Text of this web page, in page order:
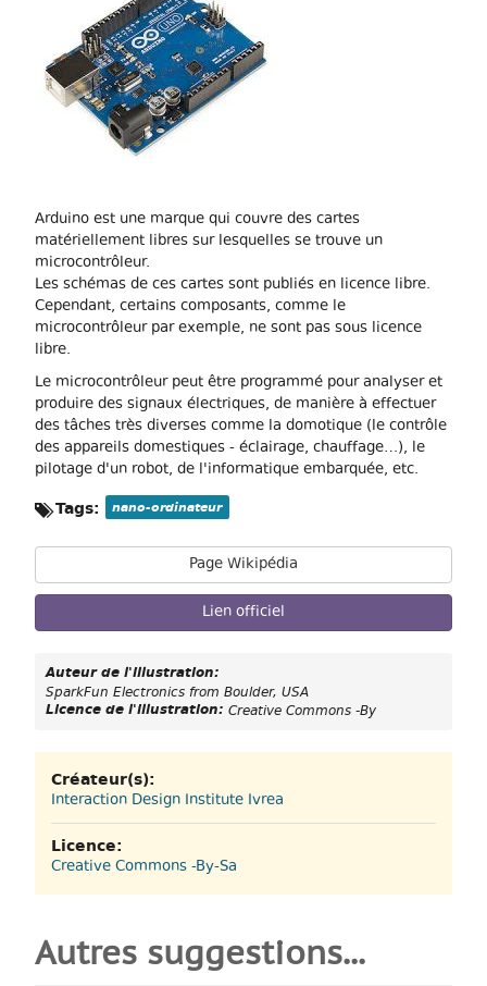
Arduino est une marque qui couvre des cartes
matériellement libres sur lesquelles se trouve un
microcontrôleur.
Les schémas de ces cartes sont publiés en licence libre.
Cependant, certains composants, comme le
microcontrôleur par exemple, ne sont pas sous licence
libre.
Le microcontrôleur peut être programmé pour analyser et
produire des signaux électriques, de manière à effectuer
des tâches très diverses comme la domotique (le contrôle
des appareils domestiques - éclairage, chauffage…), le
pilotage d'un robot, de l'informatique embarquée, etc.
Tags: nano-ordinateur
Page Wikipédia
Lien officiel
Auteur de l'illustration:
SparkFun Electronics from Boulder, USA
Licence de l'illustration: Creative Commons -By
Créateur(s):
Interaction Design Institute Ivrea
Licence:
Creative Commons -By-Sa
Autres suggestions...